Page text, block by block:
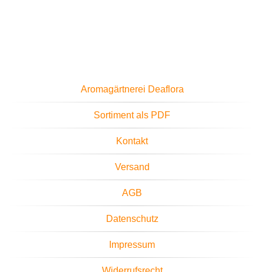
Aromagärtnerei Deaflora
Sortiment als PDF
Kontakt
Versand
AGB
Datenschutz
Impressum